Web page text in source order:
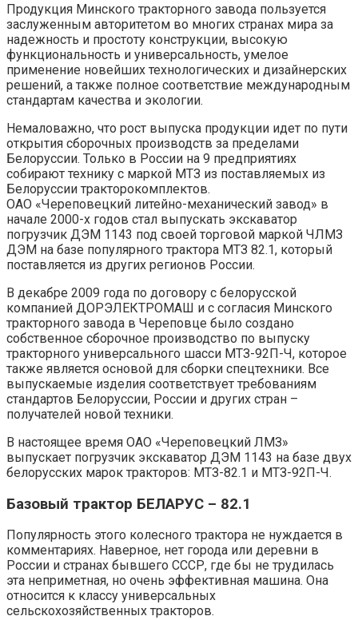
Продукция Минского тракторного завода пользуется
заслуженным авторитетом во многих странах мира за
надежность и простоту конструкции, высокую
функциональность и универсальность, умелое
применение новейших технологических и дизайнерских
решений, а также полное соответствие международным
стандартам качества и экологии.
Немаловажно, что рост выпуска продукции идет по пути
открытия сборочных производств за пределами
Белоруссии. Только в России на 9 предприятиях
собирают технику с маркой МТЗ из поставляемых из
Белоруссии тракторокомплектов.
ОАО «Череповецкий литейно-механический завод» в
начале 2000-х годов стал выпускать экскаватор
погрузчик ДЭМ 1143 под своей торговой маркой ЧЛМЗ
ДЭМ на базе популярного трактора МТЗ 82.1, который
поставляется из других регионов России.
В декабре 2009 года по договору с белорусской
компанией ДОРЭЛЕКТРОМАШ и с согласия Минского
тракторного завода в Череповце было создано
собственное сборочное производство по выпуску
тракторного универсального шасси МТЗ-92П-Ч, которое
также является основой для сборки спецтехники. Все
выпускаемые изделия соответствует требованиям
стандартов Белоруссии, России и других стран –
получателей новой техники.
В настоящее время ОАО «Череповецкий ЛМЗ»
выпускает погрузчик экскаватор ДЭМ 1143 на базе двух
белорусских марок тракторов: МТЗ-82.1 и МТЗ-92П-Ч.
Базовый трактор БЕЛАРУС – 82.1
Популярность этого колесного трактора не нуждается в
комментариях. Наверное, нет города или деревни в
России и странах бывшего СССР, где бы не трудилась
эта неприметная, но очень эффективная машина. Она
относится к классу универсальных
сельскохозяйственных тракторов.